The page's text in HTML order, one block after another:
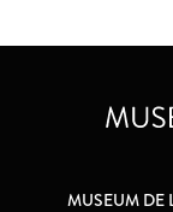
MUSEUM DE